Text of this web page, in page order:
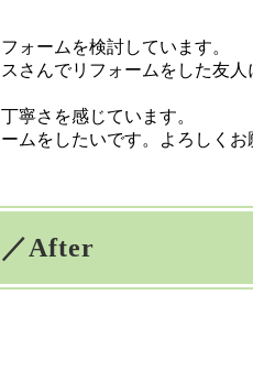
ォームを検討しています。
さんでリフォームをした友
寧さを感じています。
ムをしたいです。よろしく
After